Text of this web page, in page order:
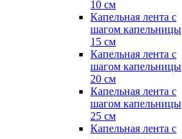
10 см
Капельная лента с
шагом капельницы
15 см
Капельная лента с
шагом капельницы
20 см
Капельная лента с
шагом капельницы
25 см
Капельная лента с